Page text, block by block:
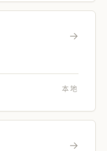
→
本地
→